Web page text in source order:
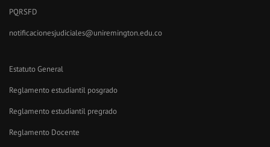
PQRSFD
notificacionesjudiciales@uniremington.edu.co
Estatuto General
Reglamento estudiantil posgrado
Reglamento estudiantil pregrado
Reglamento Docente